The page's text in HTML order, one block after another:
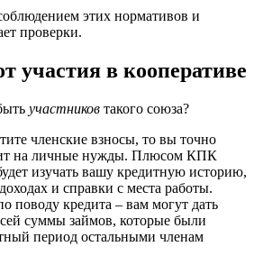
этих нормативов и
проверки.
участия в кооперативе
участников такого союза?
членские взносы, то вы точно
на личные нужды. Плюсом КПК
изучать вашу кредитную историю,
и справки с места работы.
поводу кредита – вам могут дать
суммы займов, которые были
период остальными членам